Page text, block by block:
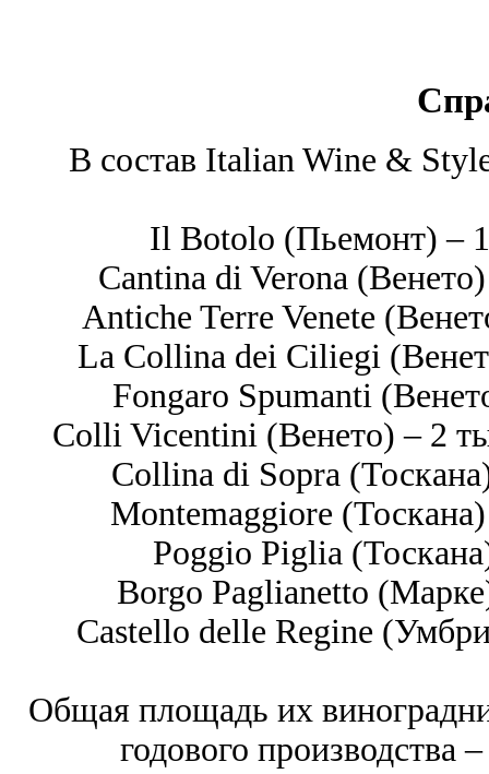
В состав Italian Wine &
Il Botolo (Пьемонт) –
Cantina di Verona
Antiche Terre Venete
La Collina dei Ciliegi
Fongaro Spumanti
Colli Vicentini (Венето) – 2
Collina di Sopra
Montemaggiore
Poggio Piglia
Borgo Paglianetto
Castello delle Regine
Общая площадь их
годового производства